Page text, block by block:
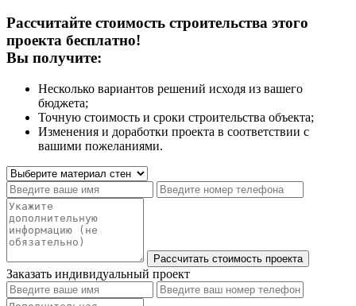
Рассчитайте стоимость строительства этого
проекта бесплатно!
Вы получите:
Несколько вариантов решений исходя из вашего
бюджета;
Точную стоимость и сроки строительства объекта;
Изменения и доработки проекта в соответствии с
вашими пожеланиями.
Заказать индивидуальный проект